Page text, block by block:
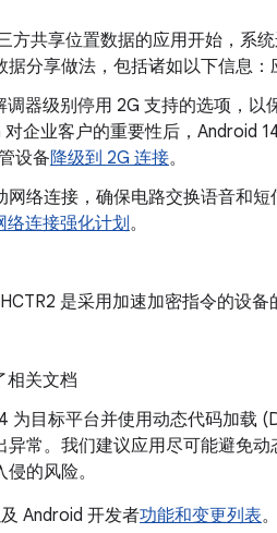
方共享位置数据的应用开始，系
分享做法，包括诸如以下信息：
调器级别停用 2G 支持的选项，
企业客户的重要性后，Android
设备降级到 2G 连接。
络连接，确保电路交换语音和短
络连接强化计划。
是采用加速加密指令的设备
相关文档
为目标平台并使用动态代码加载
异常。我们建议应用尽可能避免
的风险。
Android 开发者功能和变更列表。